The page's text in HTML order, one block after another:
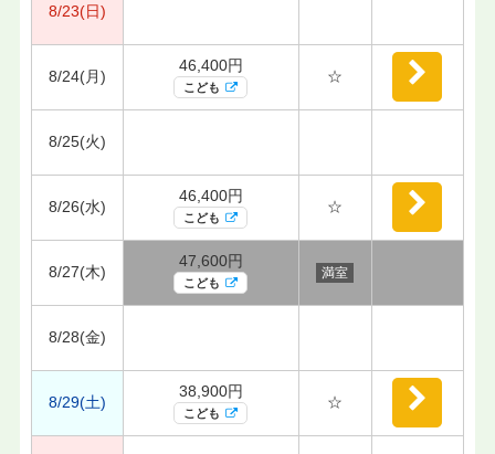
8/23(日)
8/24(月)
46,400円
こども
☆
8/25(火)
8/26(水)
46,400円
こども
☆
8/27(木)
47,600円
こども
満室
8/28(金)
8/29(土)
38,900円
こども
☆